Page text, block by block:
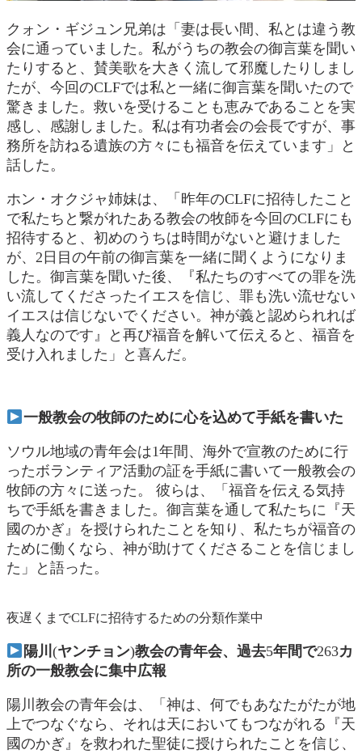
クォン・ギジュン兄弟は「妻は長い間、私とは違う教
会に通っていました。私がうちの教会の御言葉を聞い
たりすると、賛美歌を大きく流して邪魔したりしまし
たが、今回のCLFでは私と一緒に御言葉を聞いたので
驚きました。救いを受けることも恵みであることを実
感し、感謝しました。私は有功者会の会長ですが、事
務所を訪ねる遺族の方々にも福音を伝えています」と
話した。
ホン・オクジャ姉妹は、「昨年のCLFに招待したこと
で私たちと繋がれたある教会の牧師を今回のCLFにも
招待すると、初めのうちは時間がないと避けました
が、2日目の午前の御言葉を一緒に聞くようになりま
した。御言葉を聞いた後、『私たちのすべての罪を洗
い流してくださったイエスを信じ、罪も洗い流せない
イエスは信じないでください。神が義と認められれば
義人なのです』と再び福音を解いて伝えると、福音を
受け入れました」と喜んだ。
一般教会の牧師のために心を込めて手紙を書いた
ソウル地域の青年会は1年間、海外で宣教のために行
ったボランティア活動の証を手紙に書いて一般教会の
牧師の方々に送った。 彼らは、「福音を伝える気持
ちで手紙を書きました。御言葉を通して私たちに『天
國のかぎ』を授けられたことを知り、私たちが福音の
ために働くなら、神が助けてくださることを信じまし
た」と語った。
夜遅くまでCLFに招待するための分類作業中
陽川 (ヤンチョン)教会の青年会、過去5年間で263カ
所の一般教会に集中広報
陽川教会の青年会は、「神は、何でもあなたがたが地
上でつなぐなら、それは天においてもつながれる『天
國のかぎ』を救われた聖徒に授けられたことを信じ、